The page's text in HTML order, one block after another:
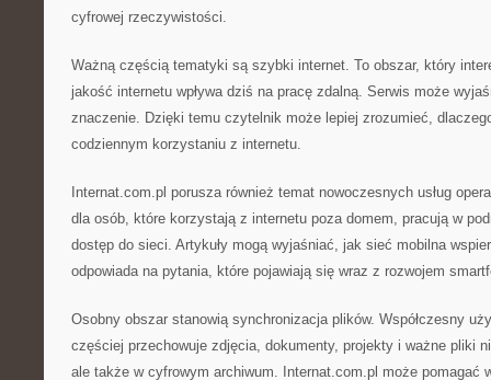
cyfrowej rzeczywistości.
Ważną częścią tematyki są szybki internet. To obszar, który
jakość internetu wpływa dziś na pracę zdalną. Serwis może
znaczenie. Dzięki temu czytelnik może lepiej zrozumieć,
codziennym korzystaniu z internetu.
Internat.com.pl porusza również temat nowoczesnych usług
dla osób, które korzystają z internetu poza domem, pracują w
dostęp do sieci. Artykuły mogą wyjaśniać, jak sieć mobilna
odpowiada na pytania, które pojawiają się wraz z rozwojem
Osobny obszar stanowią synchronizacja plików. Współczesny
częściej przechowuje zdjęcia, dokumenty, projekty i ważne pliki
ale także w cyfrowym archiwum. Internat.com.pl może pomagać